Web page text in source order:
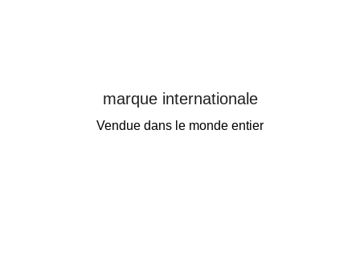
marque internationale
Vendue dans le monde entier